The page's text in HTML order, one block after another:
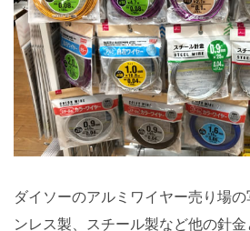
ダイソーのアルミワイヤー売り場
ンレス製、スチール製など他の針